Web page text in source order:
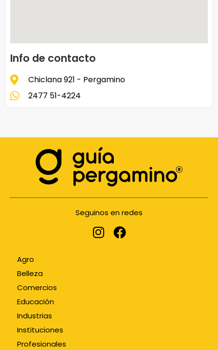
Info de contacto
Chiclana 921 - Pergamino
2477 51-4224
Seguinos en redes
Agro
Belleza
Comercios
Educación
Industrias
Instituciones
Profesionales